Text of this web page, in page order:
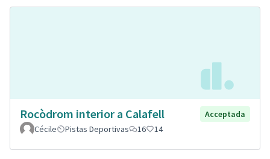
Rocòdrom interior a Calafell
Acceptada
Cécile
Pistas Deportivas 16 14